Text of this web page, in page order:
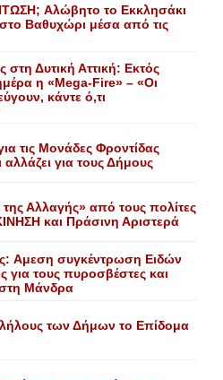
Aλώβητο το Eκκλησάκι
Bαθυχώρι μέσα από τις
στη Δυτική Αττική: Εκτός
η «Mega-Fire» – «Οι
κάντε ό,τι
τις Mονάδες Φροντίδας
αλλάζει για τους Δήμους
Αλλαγής» από τους πολίτες
και Πράσινη Αριστερά
Aμεση συγκέντρωση Eιδών
για τους πυροσβέστες και
Mάνδρα
των Δήμων το Eπίδομα